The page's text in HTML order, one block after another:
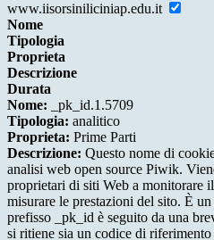
www.iisorsiniliciniap.edu.it
Nome
Tipologia
Proprieta
Descrizione
Durata
Nome: _pk_id.1.5709
Tipologia: analitico
Proprieta: Prime Parti
Descrizione: Questo nome di
analisi web open source Piwik.
proprietari di siti Web a monitorare
misurare le prestazioni del sito. È
prefisso _pk_id è seguito da una
si ritiene sia un codice di